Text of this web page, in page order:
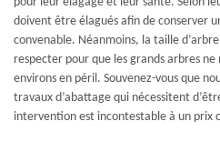
doivent être élagués afin de conserver
convenable. Néanmoins, la taille
respecter pour que les grands arbres
environs en péril. Souvenez-vous que
travaux d’abattage qui nécessitent
intervention est incontestable à un prix